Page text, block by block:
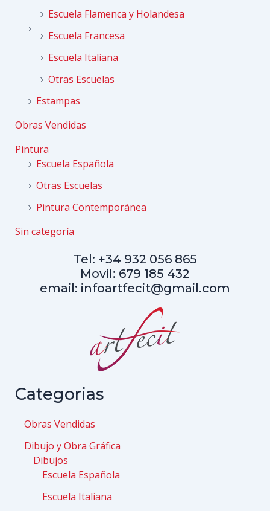
Escuela Flamenca y Holandesa
Escuela Francesa
Escuela Italiana
Otras Escuelas
Estampas
Obras Vendidas
Pintura
Escuela Española
Otras Escuelas
Pintura Contemporánea
Sin categoría
Tel: +34 932 056 865
Movil: 679 185 432
email: infoartfecit@gmail.com
Categorias
Obras Vendidas
Dibujo y Obra Gráfica
Dibujos
Escuela Española
Escuela Italiana